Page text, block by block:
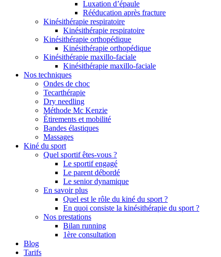
Luxation d’épaule
Rééducation après fracture
Kinésithérapie respiratoire
Kinésithérapie respiratoire
Kinésithérapie orthopédique
Kinésithérapie orthopédique
Kinésithérapie maxillo-faciale
Kinésithérapie maxillo-faciale
Nos techniques
Ondes de choc
Tecarthérapie
Dry needling
Méthode Mc Kenzie
Étirements et mobilité
Bandes élastiques
Massages
Kiné du sport
Quel sportif êtes-vous ?
Le sportif engagé
Le parent débordé
Le senior dynamique
En savoir plus
Quel est le rôle du kiné du sport ?
En quoi consiste la kinésithérapie du sport ?
Nos prestations
Bilan running
1ère consultation
Blog
Tarifs